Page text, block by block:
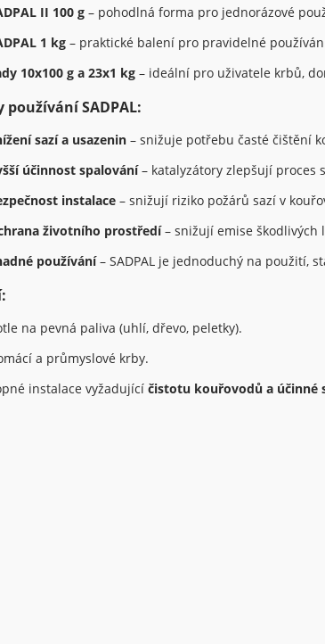
II 100 g – pohodlná forma pro jednorázové
1 kg – praktické balení pro pravidelné
10x100 g a 23x1 kg – ideální pro uživatele krbů,
používání SADPAL:
sazí a usazenin – snižuje potřebu časté čištění
účinnost spalování– katalyzátory zlepšují proces
instalace – snižují riziko požárů sazí v
životního prostředí– snižují emise škodlivých
používání– SADPAL je jednoduchý na použití,
na pevná paliva (uhlí, dřevo, peletky).
a průmyslové krby.
instalace vyžadující čistotu kouřovodů a účinné